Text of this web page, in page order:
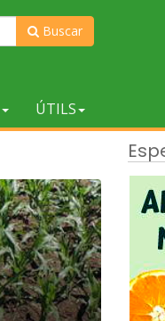
Buscar
ÚTILS